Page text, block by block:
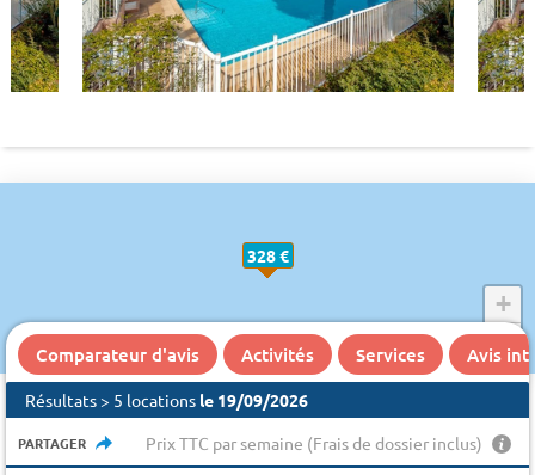
328 €
+
−
Comparateur d'avis Activités Services Avis
Résultats > 5 locations le 19/09/2026
PARTAGER Prix TTC par semaine (Frais de dossier inclus)